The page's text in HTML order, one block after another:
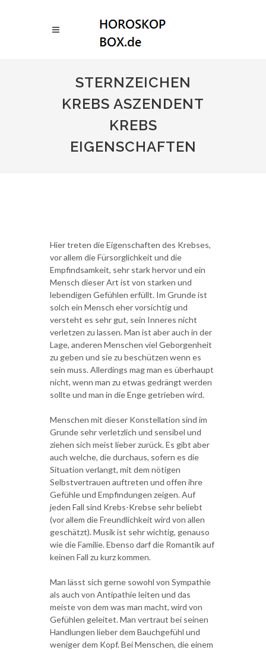
STERNZEICHEN
KREBS ASZENDENT
KREBS
EIGENSCHAFTEN
Hier treten die Eigenschaften des Krebses,
vor allem die Fürsorglichkeit und die
Empfindsamkeit, sehr stark hervor und ein
Mensch dieser Art ist von starken und
lebendigen Gefühlen erfüllt. Im Grunde ist
solch ein Mensch eher vorsichtig und
versteht es sehr gut, sein Inneres nicht
verletzen zu lassen. Man ist aber auch in der
Lage, anderen Menschen viel Geborgenheit
zu geben und sie zu beschützen wenn es
sein muss. Allerdings mag man es überhaupt
nicht, wenn man zu etwas gedrängt werden
sollte und man in die Enge getrieben wird.
Menschen mit dieser Konstellation sind im
Grunde sehr verletzlich und sensibel und
ziehen sich meist lieber zurück. Es gibt aber
auch welche, die durchaus, sofern es die
Situation verlangt, mit dem nötigen
Selbstvertrauen auftreten und offen ihre
Gefühle und Empfindungen zeigen. Auf
jeden Fall sind Krebs-Krebse sehr beliebt
(vor allem die Freundlichkeit wird von allen
geschätzt). Musik ist sehr wichtig, genauso
wie die Familie. Ebenso darf die Romantik auf
keinen Fall zu kurz kommen.
Man lässt sich gerne sowohl von Sympathie
als auch von Antipathie leiten und das
meiste von dem was man macht, wird von
Gefühlen geleitet. Man vertraut bei seinen
Handlungen lieber dem Bauchgefühl und
weniger dem Kopf. Bei Menschen, die einem